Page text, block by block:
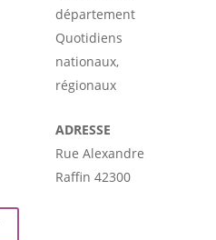
département
Quotidiens
nationaux,
régionaux
ADRESSE
Rue Alexandre
Raffin 42300